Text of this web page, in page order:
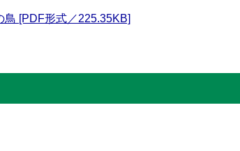
[PDF形式／225.35KB]